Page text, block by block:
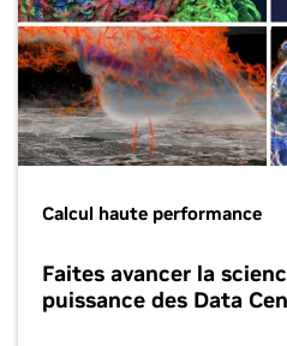
Calcul haute performance
Faites avancer la
puissance des Data